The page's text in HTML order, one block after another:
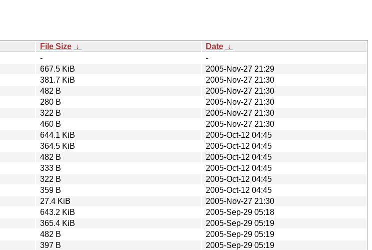
File Size ↓ Date ↓
-
-
667.5 KiB
2005-Nov-27 21:29
381.7 KiB
2005-Nov-27 21:30
482 B
2005-Nov-27 21:30
280 B
2005-Nov-27 21:30
322 B
2005-Nov-27 21:30
460 B
2005-Nov-27 21:30
644.1 KiB
2005-Oct-12 04:45
364.5 KiB
2005-Oct-12 04:45
482 B
2005-Oct-12 04:45
333 B
2005-Oct-12 04:45
322 B
2005-Oct-12 04:45
359 B
2005-Oct-12 04:45
27.4 KiB
2005-Nov-27 21:30
643.2 KiB
2005-Sep-29 05:18
365.4 KiB
2005-Sep-29 05:19
482 B
2005-Sep-29 05:19
397 B
2005-Sep-29 05:19